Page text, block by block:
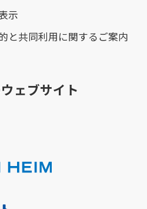
示
と共同利用に関するご案内
ェブサイト